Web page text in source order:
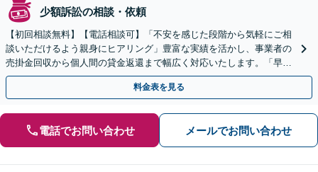
少額訴訟の相談・依頼
【初回相談無料】【電話相談可】「不安を感じた段階から気軽にご相
談いただけるよう親身にヒアリング」豊富な実績を活かし、事業者の
売掛金回収から個人間の貸金返還まで幅広く対応いたします。「早期
の弁護士介入で最善の結果を」【休日・夜間相談可】
料金表を見る
電話でお問い合わせ メールでお問い合わせ